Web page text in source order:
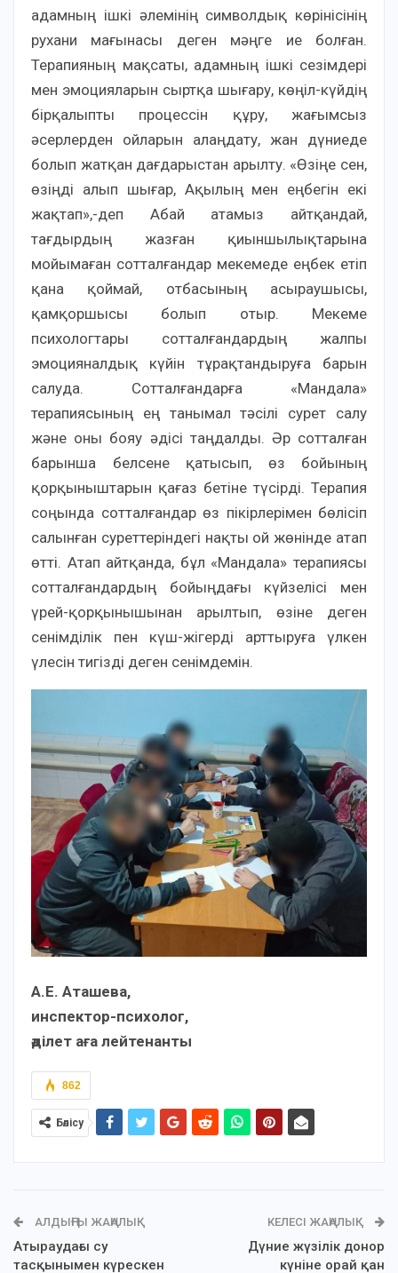
адамның ішкі әлемінің символдық көрінісінің
рухани мағынасы деген мәңге ие болған.
Терапияның мақсаты, адамның ішкі сезімдері
мен эмоцияларын сыртқа шығару, көңіл-күйдің
бірқалыпты процессін құру, жағымсыз
әсерлерден ойларын алаңдату, жан дүниеде
болып жатқан дағдарыстан арылту. «Өзіңе сен,
өзіңді алып шығар, Ақылың мен еңбегін екі
жақтап»,-деп Абай атамыз айтқандай,
тағдырдың жазған қиыншылықтарына
мойымаған сотталғандар мекемеде еңбек етіп
қана қоймай, отбасының асыраушысы,
қамқоршысы болып отыр. Мекеме
психологтары сотталғандардың жалпы
эмоцияналдық күйін тұрақтандыруға барын
салуда. Сотталғандарға «Мандала»
терапиясының ең танымал тәсілі сурет салу
және оны бояу әдісі таңдалды. Әр сотталған
барынша белсене қатысып, өз бойының
қорқыныштарын қағаз бетіне түсірді. Терапия
соңында сотталғандар өз пікірлерімен бөлісіп
салынған суреттеріндегі нақты ой жөнінде атап
өтті. Атап айтқанда, бұл «Мандала» терапиясы
сотталғандардың бойыңдағы күйзелісі мен
үрей-қорқынышынан арылтып, өзіне деген
сенімділік пен күш-жігерді арттыруға үлкен
үлесін тигізді деген сенімдемін.
А.Е. Аташева,
инспектор-психолог,
әділет аға лейтенанты
862
Бөлісу
АЛДЫҢҒЫ ЖАҢАЛЫҚ
Атыраудағы су
тасқынымен күрескен
КЕЛЕСІ ЖАҢАЛЫҚ
Дүние жүзілік донор
күніне орай қан